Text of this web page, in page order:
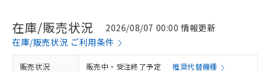
在庫/販売状況
2026/08/07 00:00 情報更新
在庫/販売状況 ご利用条件
販売状況 販売中・受注終了予定 推奨代替機種